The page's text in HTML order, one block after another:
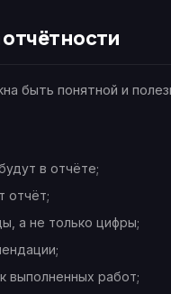
быть понятной и
в отчёте;
отчёт;
а не только цифры;
выполненных работ;